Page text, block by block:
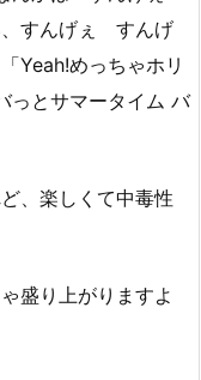
すんげぇ すんげ
めっちゃホリ
とサマータイム バ
、楽しくて中毒性
盛り上がりますよ